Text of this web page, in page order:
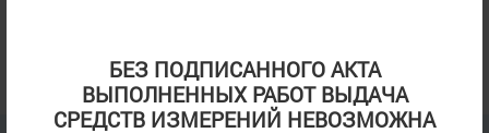
БЕЗ ПОДПИСАННОГО АКТА
ВЫПОЛНЕННЫХ РАБОТ ВЫДАЧА
СРЕДСТВ ИЗМЕРЕНИЙ НЕВОЗМОЖНА
Последнее обновление: 22.04.2022, 11:15